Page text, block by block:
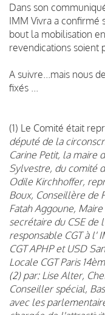
Dans son
IMM Vivra a confirmé
bout la mobilisation
revendications soient
A suivre...mais nous
fixés ...
(1) Le Comité était
député de la
Carine Petit, la maire
Sylvestre, du comité
Odile Kirchhoffer,
Boux, Conseillère de
Fatah Aggoune,
secrétaire du CSE de
responsable CGT à l'
CGT APHP et USD
Locale CGT Paris
(2) par: Lise Alter,
Conseiller spécial,
avec les